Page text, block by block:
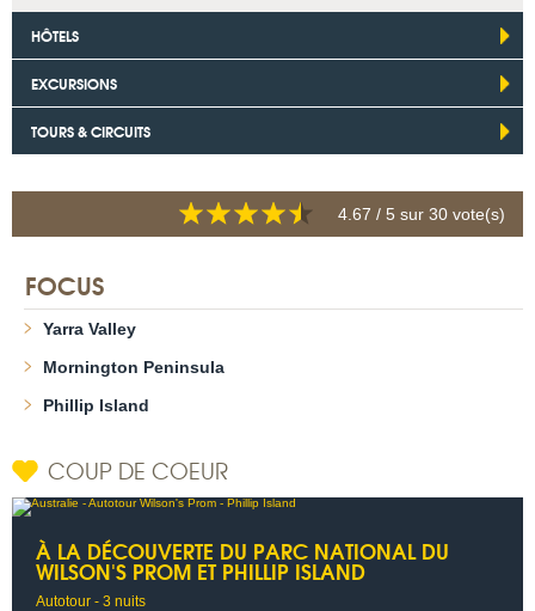
HÔTELS
EXCURSIONS
TOURS & CIRCUITS
4.67 / 5 sur 30 vote(s)
FOCUS
Yarra Valley
Mornington Peninsula
Phillip Island
COUP DE COEUR
À LA DÉCOUVERTE DU PARC NATIONAL DU
WILSON'S PROM ET PHILLIP ISLAND
Autotour - 3 nuits